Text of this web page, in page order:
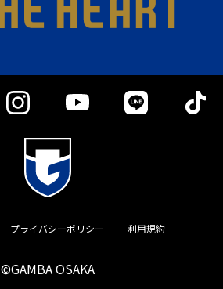
プライバシーポリシー 利用規約
©GAMBA OSAKA